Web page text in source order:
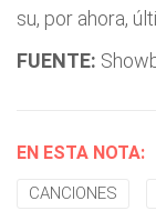
su, por ahora,
FUENTE:
EN ESTA NOTA:
CANCIONES